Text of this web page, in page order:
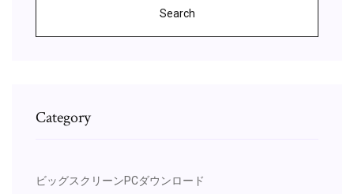
Search
Category
ビッグスクリーンPCダウンロード